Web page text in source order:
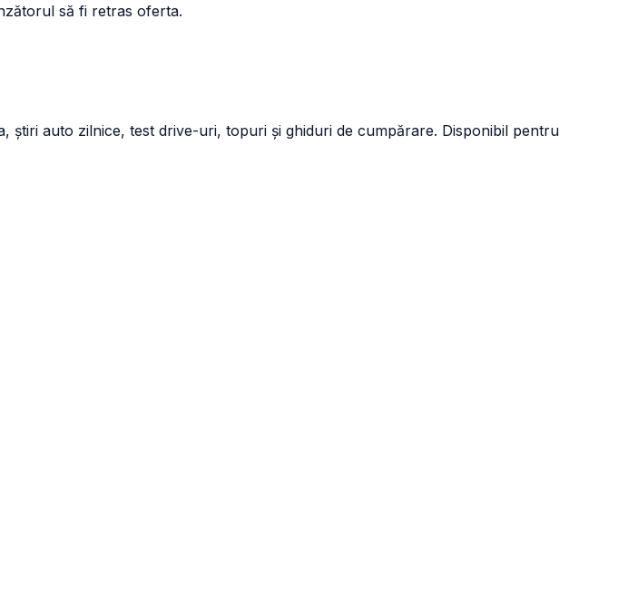
să fi retras oferta.
știri auto zilnice, test drive-uri, topuri și ghiduri de cumpărare. Disponibil pentru